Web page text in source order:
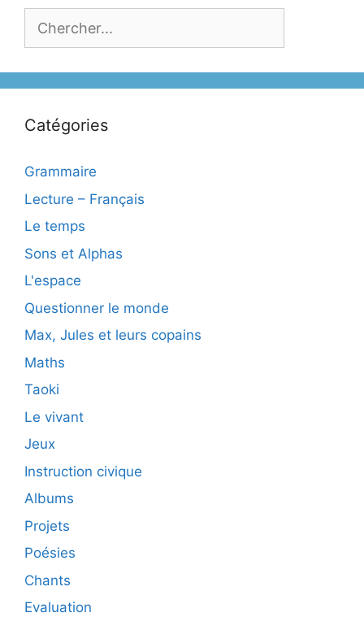
Catégories
Grammaire
Lecture – Français
Le temps
Sons et Alphas
L'espace
Questionner le monde
Max, Jules et leurs copains
Maths
Taoki
Le vivant
Jeux
Instruction civique
Albums
Projets
Poésies
Chants
Evaluation